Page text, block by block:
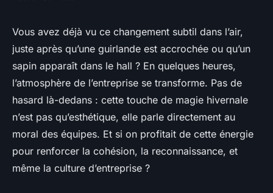
Top idées d'activités de Noël
pour animer vos équipes en
entreprise
Nicet•26/05/2026 16:26•8 min de lecture
Vous avez déjà vu ce changement subtil dans l’air,
juste après qu’une guirlande est accrochée ou qu’un
sapin apparaît dans le hall ? En quelques heures,
l’atmosphère de l’entreprise se transforme. Pas de
hasard là-dedans : cette touche de magie hivernale
n’est pas qu’esthétique, elle parle directement au
moral des équipes. Et si on profitait de cette énergie
pour renforcer la cohésion, la reconnaissance, et
même la culture d’entreprise ?